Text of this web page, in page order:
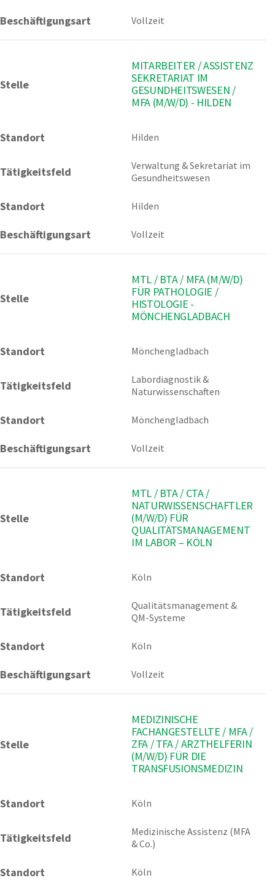
Beschäftigungsart Vollzeit
Stelle
MITARBEITER / ASSISTENZ
SEKRETARIAT IM
GESUNDHEITSWESEN /
MFA (M/W/D) - HILDEN
Standort Hilden
Tätigkeitsfeld
Verwaltung & Sekretariat im
Gesundheitswesen
Standort Hilden
Beschäftigungsart Vollzeit
Stelle
MTL / BTA / MFA (M/W/D)
FÜR PATHOLOGIE /
HISTOLOGIE -
MÖNCHENGLADBACH
Standort Mönchengladbach
Tätigkeitsfeld
Labordiagnostik &
Naturwissenschaften
Standort Mönchengladbach
Beschäftigungsart Vollzeit
Stelle
MTL / BTA / CTA /
NATURWISSENSCHAFTLER
(M/W/D) FÜR
QUALITÄTSMANAGEMENT
IM LABOR – KÖLN
Standort Köln
Tätigkeitsfeld
Qualitätsmanagement &
QM-Systeme
Standort Köln
Beschäftigungsart Vollzeit
Stelle
MEDIZINISCHE
FACHANGESTELLTE / MFA /
ZFA / TFA / ARZTHELFERIN
(M/W/D) FÜR DIE
TRANSFUSIONSMEDIZIN
Standort Köln
Tätigkeitsfeld
Medizinische Assistenz (MFA
& Co.)
Standort Köln